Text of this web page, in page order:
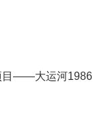
目——大运河1986